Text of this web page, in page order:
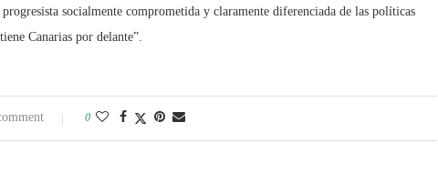
socialmente comprometida y claramente diferenciada de las políticas
Canarias por delante”.
0